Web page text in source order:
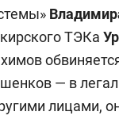
ТЭКа
— в
лицами,